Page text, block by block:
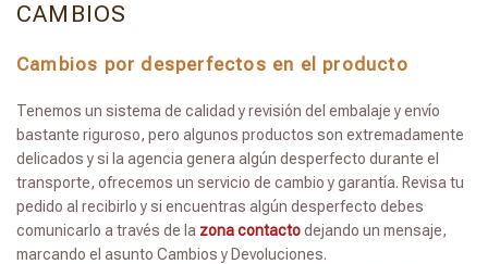
CAMBIOS
Cambios por desperfectos en el producto
Tenemos un sistema de calidad y revisión del embalaje y envío
bastante riguroso, pero algunos productos son extremadamente
delicados y si la agencia genera algún desperfecto durante el
transporte, ofrecemos un servicio de cambio y garantía. Revisa tu
pedido al recibirlo y si encuentras algún desperfecto debes
comunicarlo a través de la zona contactodejando un mensaje,
marcando el asunto Cambios y Devoluciones.